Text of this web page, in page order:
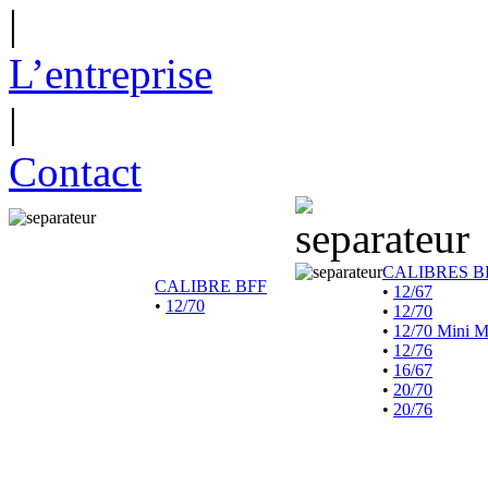
|
L’entreprise
|
Contact
CALIBRE BFF
• 12/70
CALIBRES
• 12/67
• 12/70
• 12/70 Mini
• 12/76
• 16/67
• 20/70
• 20/76